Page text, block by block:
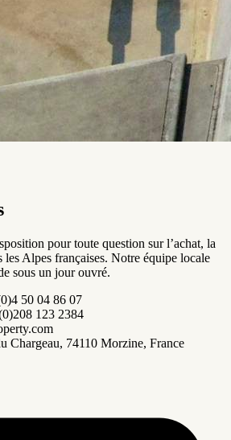
pour toute question sur l’achat, la
les Alpes françaises. Notre équipe locale
sous un jour ouvré.
50 04 86 07
123 2384
Chargeau, 74110 Morzine, France